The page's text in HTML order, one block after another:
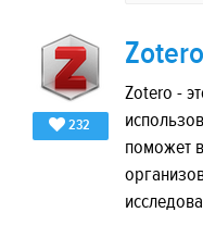
232
Zotero
Zotero -
поможет